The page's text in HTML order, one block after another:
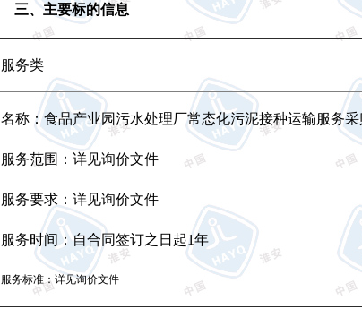
三、主要标的信息
服务类
名称：食品产业园污水处理厂常态化污泥接种运输服务
服务范围：详见询价文件
服务要求：详见询价文件
服务时间：自合同签订之日起1年
服务标准：详见询价文件